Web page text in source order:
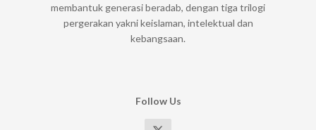
membantuk generasi beradab, dengan tiga trilogi
pergerakan yakni keislaman, intelektual dan
kebangsaan.
Follow Us